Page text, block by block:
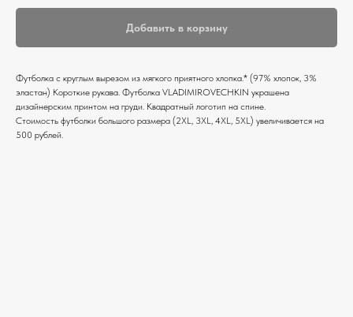
Добавить в корзину
Футболка c круглым вырезом из мягкого приятного хлопка.* (97% хлопок, 3%
эластан) Короткие рукава. Футболка VLADIMIROVECHKIN украшена
дизайнерским принтом на груди. Квадратный логотип на спине.
Стоимость футболки большого размера (2XL, 3XL, 4XL, 5XL) увеличивается на
500 рублей.